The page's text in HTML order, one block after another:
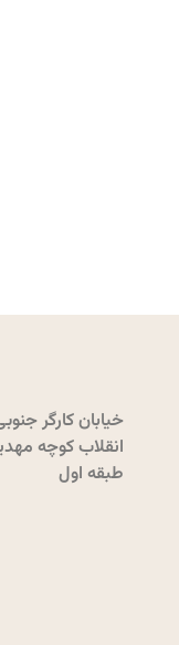
خیابان کارگر
طبقه اول